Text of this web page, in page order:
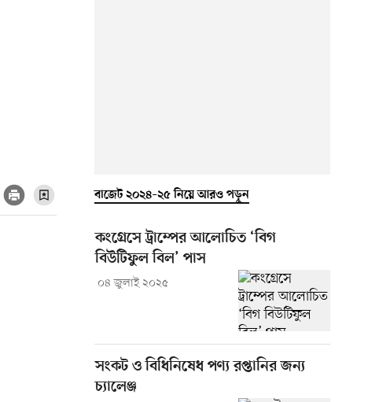
বাজেট ২০২৪–২৫ নিয়ে আরও পড়ুন
কংগ্রেসে ট্রাম্পের আলোচিত ‘বিগ
বিউটিফুল বিল’ পাস
০৪ জুলাই ২০২৫
সংকট ও বিধিনিষেধ পণ্য রপ্তানির জন্য
চ্যালেঞ্জ